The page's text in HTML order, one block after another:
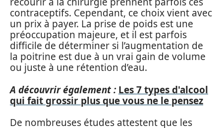
contraceptifs. Cependant, ce choix vient avec
un prix à payer. La prise de poids est une
préoccupation majeure, et il est parfois
difficile de déterminer si l’augmentation de
la poitrine est due à un vrai gain de volume
ou juste à une rétention d’eau.
A découvrir également : Les 7 types d'alcool
qui fait grossir plus que vous ne le pensez
De nombreuses études attestent que les